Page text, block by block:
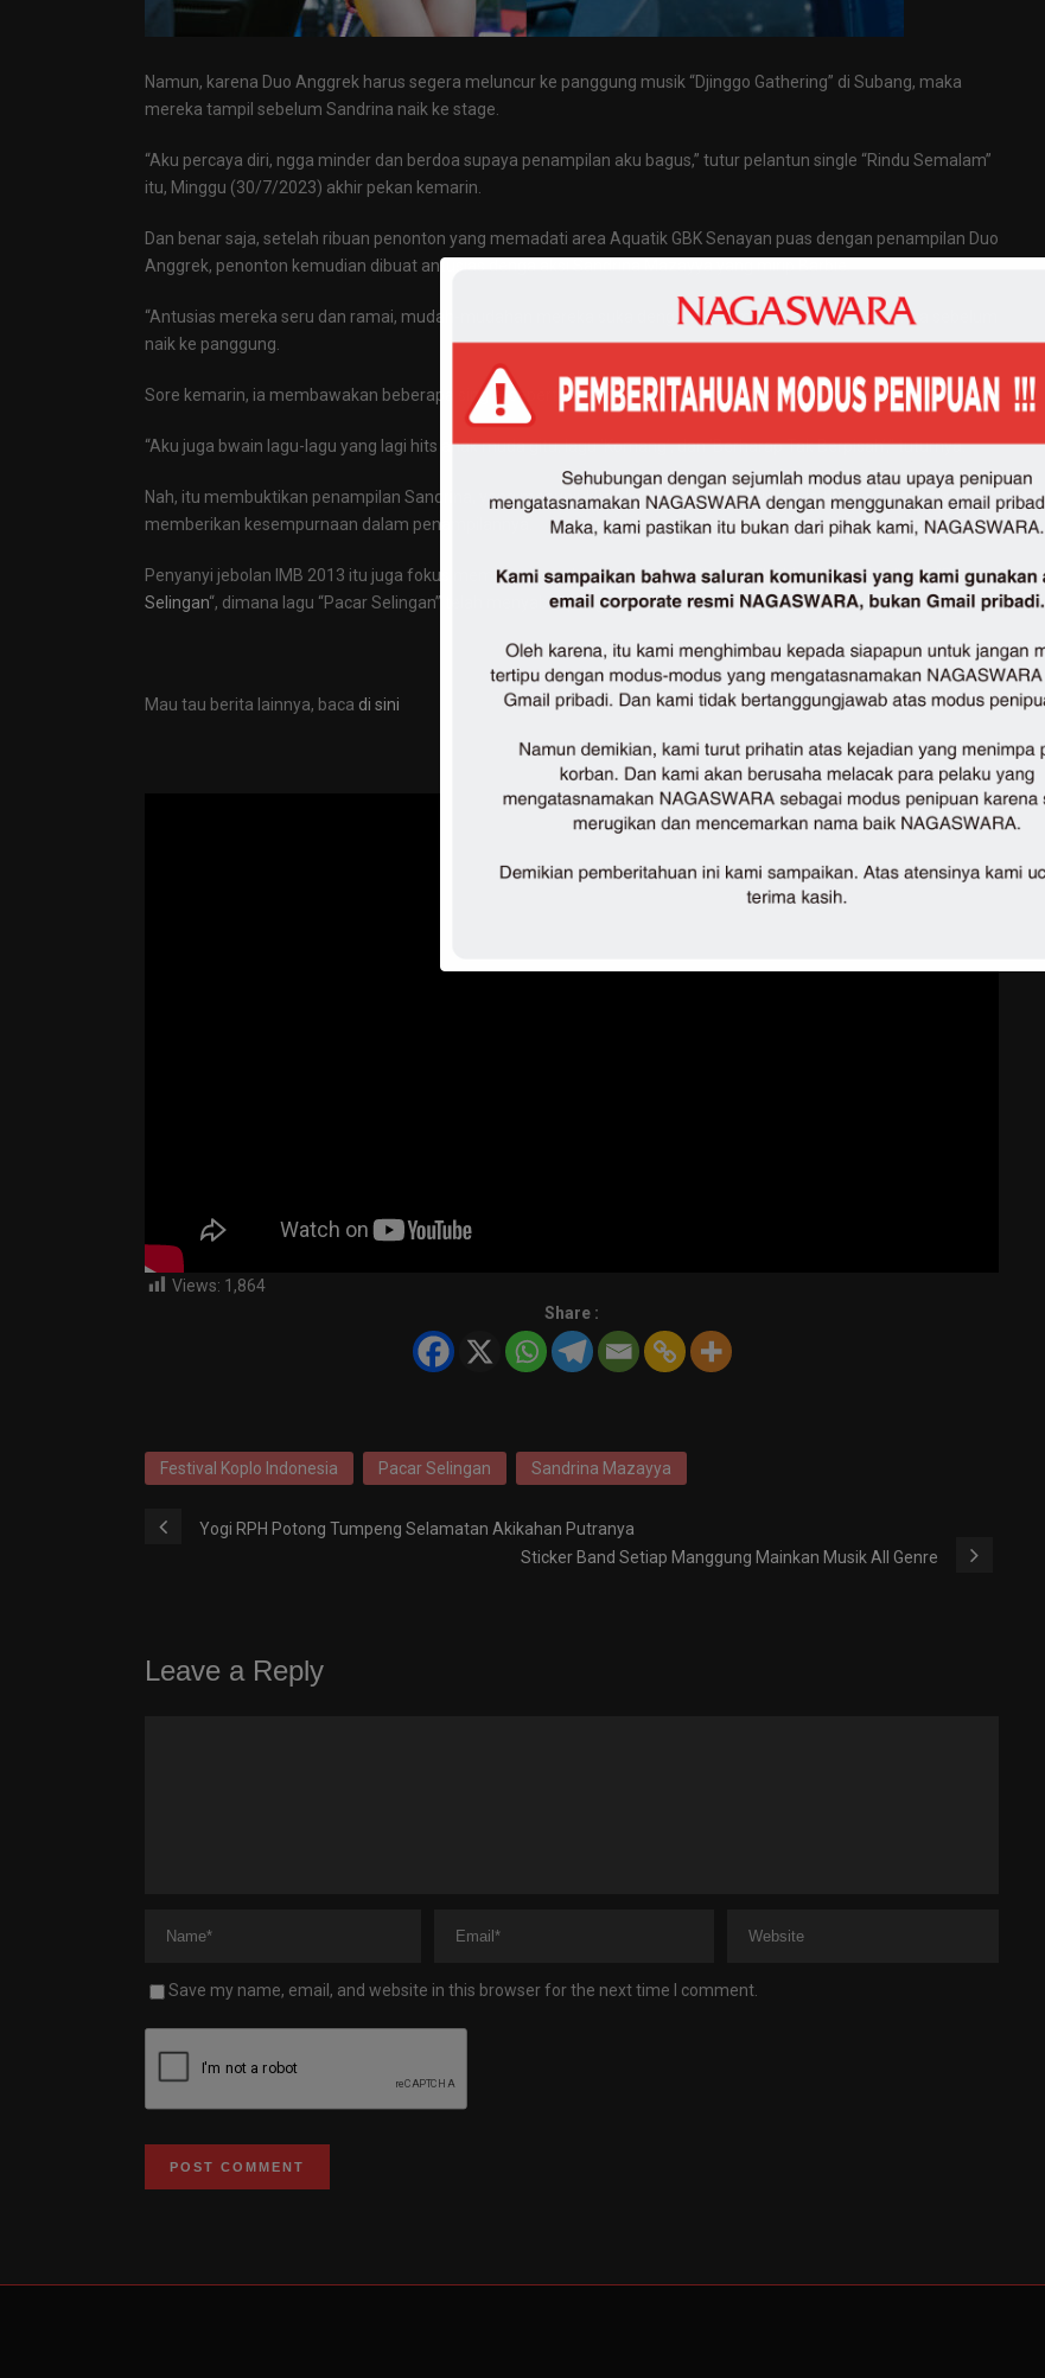
Namun, karena Duo Anggrek harus segera meluncur ke panggung musik “Djinggo Gathering” di Subang, maka
mereka tampil sebelum Sandrina naik ke stage.
“Aku percaya diri, ngga minder dan berdoa supaya penampilan aku bagus,” tutur pelantun single “Rindu Semalam”
itu, Minggu (30/7/2023) akhir pekan kemarin.
Dan benar saja, setelah ribuan penonton yang memadati area Aquatik GBK Senayan puas dengan penampilan Duo
Anggrek, penonton kemudian dibuat antusias denga aksi Sandrina Mazayya yang mirip Barbie.
“Antusias mereka seru dan ramai, mudah-mudahan mereka suka dengan penampilan aku,” ujar Sandrina sebelum
naik ke panggung.
Sore kemarin, ia membawakan beberapa single, seperti “Bang Jono“, “ Pacar Selingan “, dan “Habis Minum Apa “.
“Aku juga bwain lagu-lagu yang lagi hits anak muda gitu, lagu ‘Komang’, dan ‘Berharap Tak Berpisah’,” tuturnya.
Nah, itu membuktikan penampilan Sandrina, yang menunjukkan bahwa dia tidak minder. Ia tetap percaya diri, dan
memberikan kesempurnaan dalam penampilannya.
Penyanyi jebolan IMB 2013 itu juga fokus membawakan dua buah lagu, Yaitu lagu “Habis Minum Apa” dan “Pacar
Selingan“, dimana lagu “Pacar Selingan” telah menyabet penghargaan dari “AMI Awards 2022”.[KimSadewa]
Mau tau berita lainnya, baca di sini
Views: 1,864
Share :
Festival Koplo Indonesia Pacar Selingan Sandrina Mazayya
Yogi RPH Potong Tumpeng Selamatan Akikahan Putranya
Sticker Band Setiap Manggung Mainkan Musik All Genre
Leave a Reply
Save my name, email, and website in this browser for the next time I comment.